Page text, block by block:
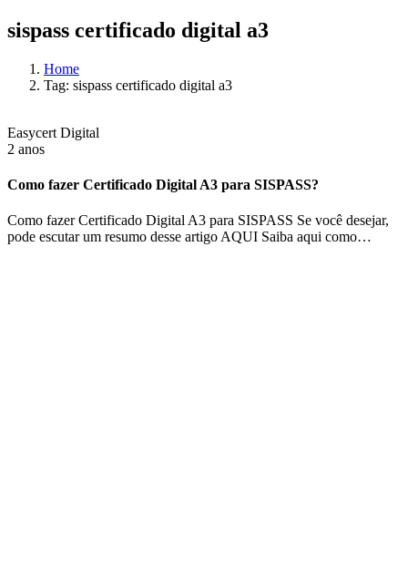
sispass certificado digital a3
Home
Tag: sispass certificado digital a3
Easycert Digital
2 anos
Como fazer Certificado Digital A3 para SISPASS?
Como fazer Certificado Digital A3 para SISPASS Se você desejar,
pode escutar um resumo desse artigo AQUI Saiba aqui como…